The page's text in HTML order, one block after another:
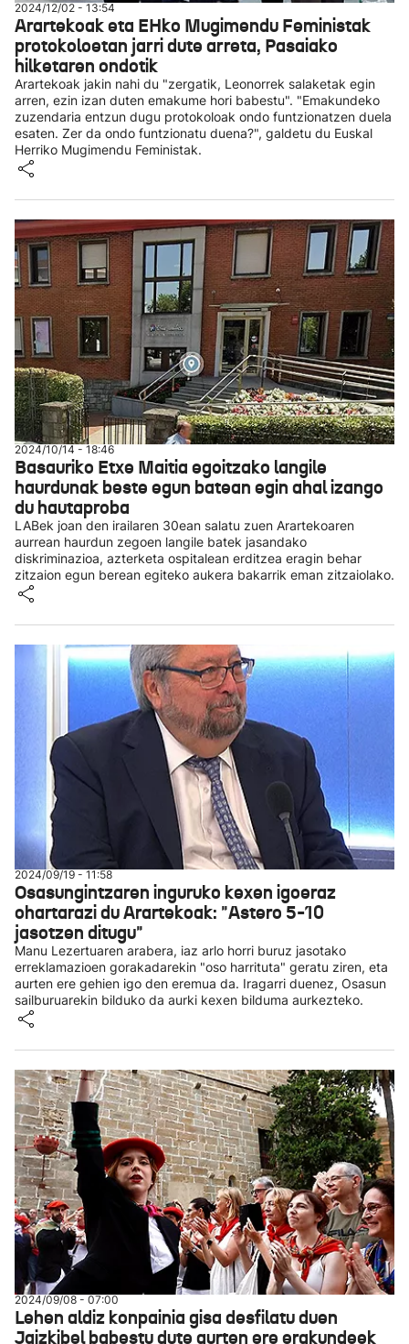
2024/12/02 - 13:54
Arartekoak eta EHko Mugimendu Feministak
protokoloetan jarri dute arreta, Pasaiako
hilketaren ondotik
Arartekoak jakin nahi du "zergatik, Leonorrek salaketak egin
arren, ezin izan duten emakume hori babestu". "Emakundeko
zuzendaria entzun dugu protokoloak ondo funtzionatzen duela
esaten. Zer da ondo funtzionatu duena?", galdetu du Euskal
Herriko Mugimendu Feministak.
2024/10/14 - 18:46
Basauriko Etxe Maitia egoitzako langile
haurdunak beste egun batean egin ahal izango
du hautaproba
LABek joan den irailaren 30ean salatu zuen Arartekoaren
aurrean haurdun zegoen langile batek jasandako
diskriminazioa, azterketa ospitalean erditzea eragin behar
zitzaion egun berean egiteko aukera bakarrik eman zitzaiolako.
2024/09/19 - 11:58
Osasungintzaren inguruko kexen igoeraz
ohartarazi du Arartekoak: "Astero 5-10
jasotzen ditugu"
Manu Lezertuaren arabera, iaz arlo horri buruz jasotako
erreklamazioen gorakadarekin "oso harrituta" geratu ziren, eta
aurten ere gehien igo den eremua da. Iragarri duenez, Osasun
sailburuarekin bilduko da aurki kexen bilduma aurkezteko.
2024/09/08 - 07:00
Lehen aldiz konpainia gisa desfilatu duen
Jaizkibel babestu dute aurten ere erakundeek